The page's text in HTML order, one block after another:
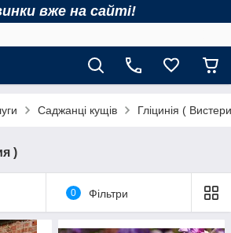
вже на сайті!
Саджанці кущів Гліцинія (
)
0 Фільтри